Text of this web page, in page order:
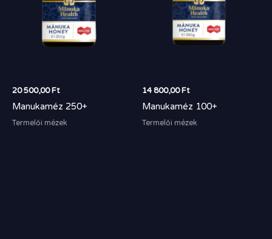
20 500,00Ft
Manukaméz 250+
Termelői mézek
14 800,00Ft
Manukaméz 100+
Termelői mézek